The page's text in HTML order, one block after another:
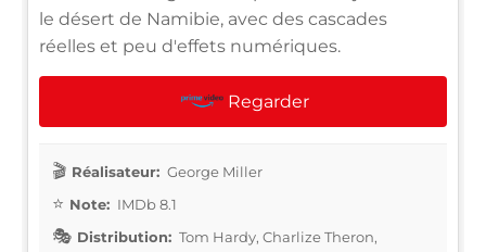
le désert de Namibie, avec des cascades
réelles et peu d'effets numériques.
Regarder
Réalisateur: George Miller
Note: IMDb 8.1
Distribution: Tom Hardy, Charlize Theron,